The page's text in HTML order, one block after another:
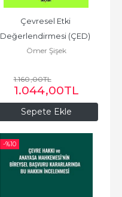
Sepete Ekle
Çevresel Etki
Değerlendirmesi (ÇED)
Uyuşmazlıklarında
Ömer Şişek
1.160,00TL
1.044,00TL
-%10